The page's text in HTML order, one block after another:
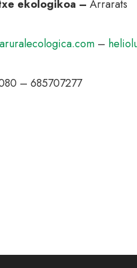
ekologikoa – Arrarats
–
– 685707277